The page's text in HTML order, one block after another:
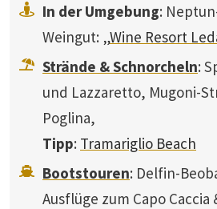
In der Umgebung:
Weingut: „Wine Resort
Strände & Schnorcheln:
und Lazzaretto, Mugoni-
Poglina,
Tipp: Tramariglio Beach
Bootstouren: Delfin-
Ausflüge zum Capo